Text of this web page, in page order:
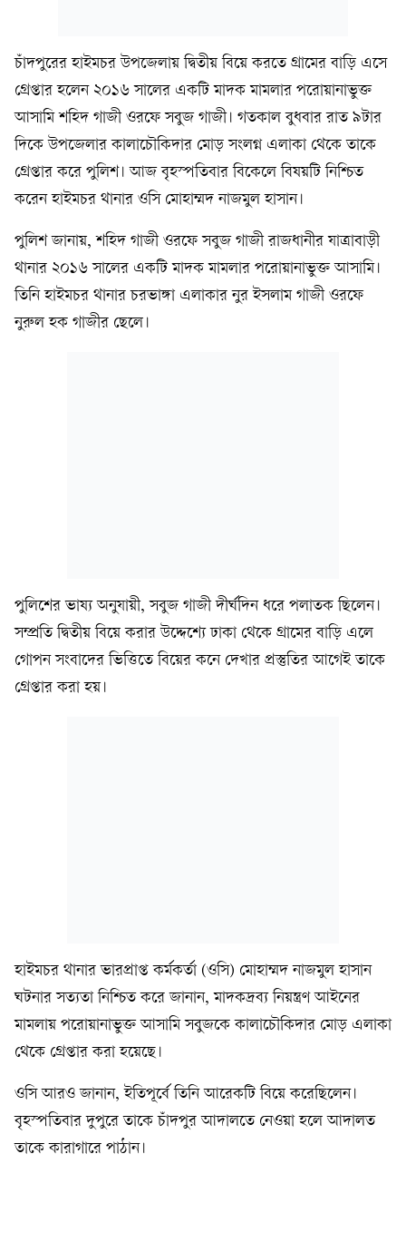
চাঁদপুরের হাইমচর উপজেলায় দ্বিতীয় বিয়ে করতে গ্রামের বাড়ি এসে
গ্রেপ্তার হলেন ২০১৬ সালের একটি মাদক মামলার পরোয়ানাভুক্ত
আসামি শহিদ গাজী ওরফে সবুজ গাজী। গতকাল বুধবার রাত ৯টার
দিকে উপজেলার কালাচৌকিদার মোড় সংলগ্ন এলাকা থেকে তাকে
গ্রেপ্তার করে পুলিশ। আজ বৃহস্পতিবার বিকেলে বিষয়টি নিশ্চিত
করেন হাইমচর থানার ওসি মোহাম্মদ নাজমুল হাসান।
পুলিশ জানায়, শহিদ গাজী ওরফে সবুজ গাজী রাজধানীর যাত্রাবাড়ী
থানার ২০১৬ সালের একটি মাদক মামলার পরোয়ানাভুক্ত আসামি।
তিনি হাইমচর থানার চরভাঙ্গা এলাকার নুর ইসলাম গাজী ওরফে
নুরুল হক গাজীর ছেলে।
পুলিশের ভাষ্য অনুযায়ী, সবুজ গাজী দীর্ঘদিন ধরে পলাতক ছিলেন।
সম্প্রতি দ্বিতীয় বিয়ে করার উদ্দেশ্যে ঢাকা থেকে গ্রামের বাড়ি এলে
গোপন সংবাদের ভিত্তিতে বিয়ের কনে দেখার প্রস্তুতির আগেই তাকে
গ্রেপ্তার করা হয়।
হাইমচর থানার ভারপ্রাপ্ত কর্মকর্তা (ওসি) মোহাম্মদ নাজমুল হাসান
ঘটনার সত্যতা নিশ্চিত করে জানান, মাদকদ্রব্য নিয়ন্ত্রণ আইনের
মামলায় পরোয়ানাভুক্ত আসামি সবুজকে কালাচৌকিদার মোড় এলাকা
থেকে গ্রেপ্তার করা হয়েছে।
ওসি আরও জানান, ইতিপূর্বে তিনি আরেকটি বিয়ে করেছিলেন।
বৃহস্পতিবার দুপুরে তাকে চাঁদপুর আদালতে নেওয়া হলে আদালত
তাকে কারাগারে পাঠান।